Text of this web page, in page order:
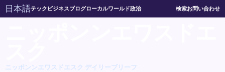
日本語テック ビジネスブログローカルワールド政治 検索お問い合わせ
ニッポンンエワスドエスク デイリーブリーフ